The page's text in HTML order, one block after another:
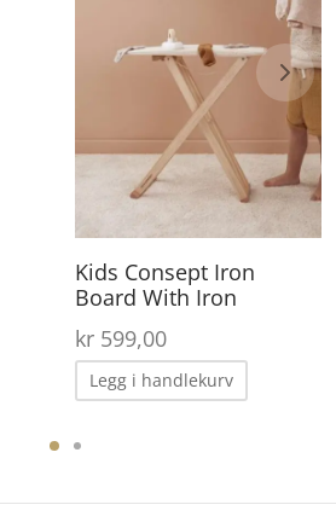
Kids Consept Iron
Board With Iron
kr599,00
Legg i handlekurv